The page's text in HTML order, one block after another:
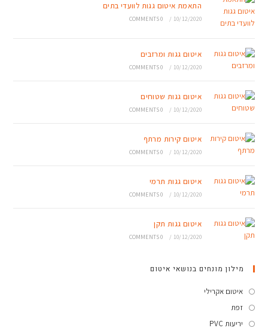
התאמת איטום גגות לוועדי בתים
10/12/2020
/
0 COMMENTS
איטום גגות ומרזבים
10/12/2020
/
0 COMMENTS
איטום גגות שטוחים
10/12/2020
/
0 COMMENTS
איטום קירות מרתף
10/12/2020
/
0 COMMENTS
איטום גגות תרמי
10/12/2020
/
0 COMMENTS
איטום גגות תקן
10/12/2020
/
0 COMMENTS
מילון מונחים בנושאי איטום
איטום אקרילי
זפת
יריעות PVC